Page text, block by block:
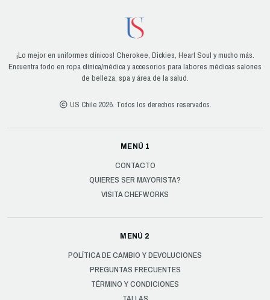
¡Lo mejor en uniformes clínicos! Cherokee, Dickies, Heart Soul y mucho más.
Encuentra todo en ropa clínica/médica y accesorios para labores médicas salones
de belleza, spa y área de la salud.
US Chile 2026. Todos los derechos reservados.
MENÚ 1
CONTACTO
QUIERES SER MAYORISTA?
VISITA CHEFWORKS
MENÚ 2
POLÍTICA DE CAMBIO Y DEVOLUCIONES
PREGUNTAS FRECUENTES
TÉRMINO Y CONDICIONES